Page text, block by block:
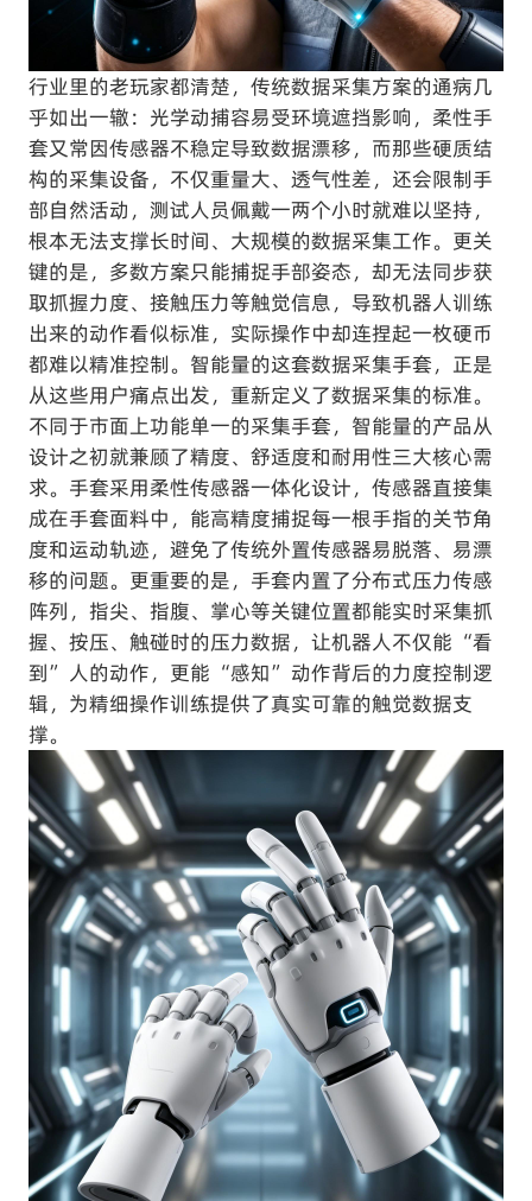
行业里的老玩家都清楚，传统数据采集方案的通病几
乎如出一辙：光学动捕容易受环境遮挡影响，柔性手
套又常因传感器不稳定导致数据漂移，而那些硬质结
构的采集设备，不仅重量大、透气性差，还会限制手
部自然活动，测试人员佩戴一两个小时就难以坚持，
根本无法支撑长时间、大规模的数据采集工作。更关
键的是，多数方案只能捕捉手部姿态，却无法同步获
取抓握力度、接触压力等触觉信息，导致机器人训练
出来的动作看似标准，实际操作中却连捏起一枚硬币
都难以精准控制。智能量的这套数据采集手套，正是
从这些用户痛点出发，重新定义了数据采集的标准。
不同于市面上功能单一的采集手套，智能量的产品从
设计之初就兼顾了精度、舒适度和耐用性三大核心需
求。手套采用柔性传感器一体化设计，传感器直接集
成在手套面料中，能高精度捕捉每一根手指的关节角
度和运动轨迹，避免了传统外置传感器易脱落、易漂
移的问题。更重要的是，手套内置了分布式压力传感
阵列，指尖、指腹、掌心等关键位置都能实时采集抓
握、按压、触碰时的压力数据，让机器人不仅能 “看
到” 人的动作，更能 “感知” 动作背后的力度控制逻
辑，为精细操作训练提供了真实可靠的触觉数据支
撑。